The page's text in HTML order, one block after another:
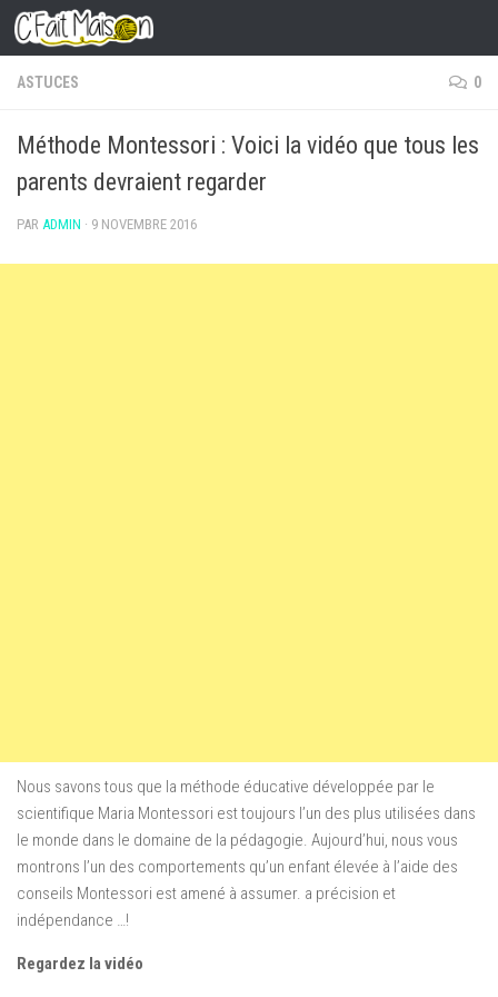
Skip to content
ASTUCES 0
Méthode Montessori : Voici la vidéo que tous les
parents devraient regarder
PAR ADMIN · 9 NOVEMBRE 2016
Nous savons tous que la méthode éducative développée par le
scientifique Maria Montessori est toujours l’un des plus utilisées dans
le monde dans le domaine de la pédagogie. Aujourd’hui, nous vous
montrons l’un des comportements qu’un enfant élevée à l’aide des
conseils Montessori est amené à assumer. a précision et
indépendance …!
Regardez la vidéo